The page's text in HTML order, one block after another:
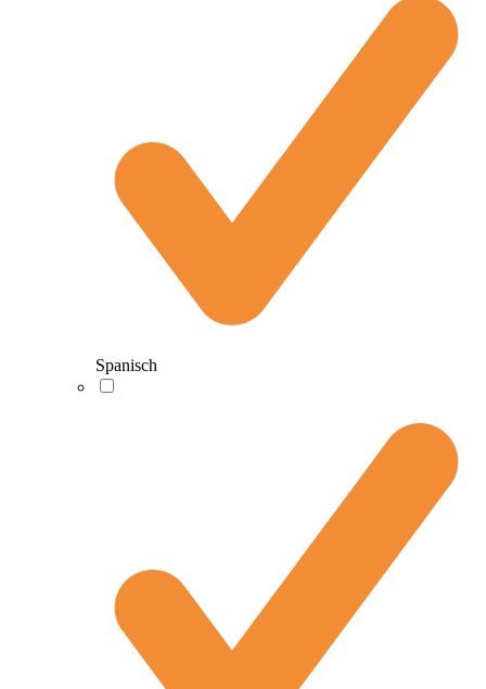
Spanisch